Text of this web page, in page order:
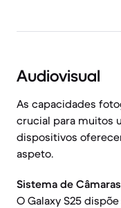
Audiovisual
As capacidades
crucial para muitos
dispositivos
aspeto.
Sistema de
O Galaxy S25